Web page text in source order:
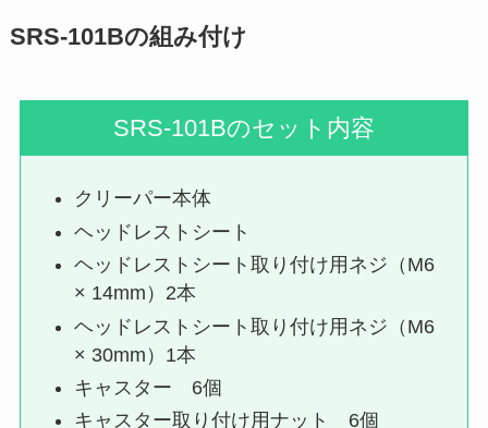
SRS-101Bの組み付け
SRS-101Bのセット内容
クリーパー本体
ヘッドレストシート
ヘッドレストシート取り付け用ネジ（M6
× 14mm）2本
ヘッドレストシート取り付け用ネジ（M6
× 30mm）1本
キャスター 6個
キャスター取り付け用ナット 6個